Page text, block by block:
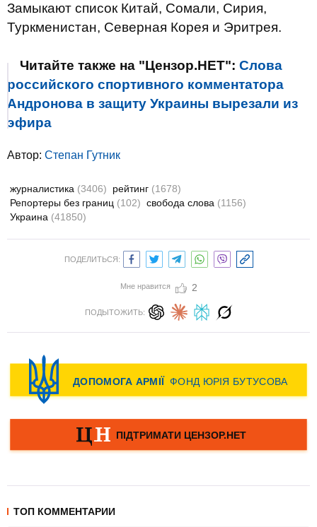
Замыкают список Китай, Сомали, Сирия,
Туркменистан, Северная Корея и Эритрея.
Читайте также на "Цензор.НЕТ": Слова
российского спортивного комментатора
Андронова в защиту Украины вырезали из
эфира
Автор: Степан Гутник
журналистика (3406) рейтинг (1678)
Репортеры без границ (102) свобода слова (1156)
Украина (41850)
ПОДЕЛИТЬСЯ:
Мне нравится 2
ПОДЫТОЖИТЬ:
ТОП КОММЕНТАРИИ